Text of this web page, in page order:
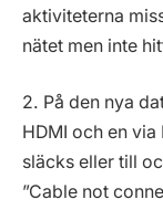
aktiviteterna
nätet men inte
2. På den nya
HDMI och en
släcks eller till
”Cable not